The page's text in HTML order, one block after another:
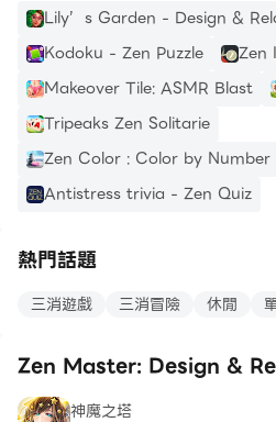
Lily’s Garden - Design &
Kodoku - Zen Puzzle
Zen
Makeover Tile: ASMR Blast
Tripeaks Zen Solitarie
Zen Color : Color by Number
Antistress trivia - Zen Quiz
熱門話題
三消遊戲 三消冒險 休閒
Zen Master: Design &
神魔之塔